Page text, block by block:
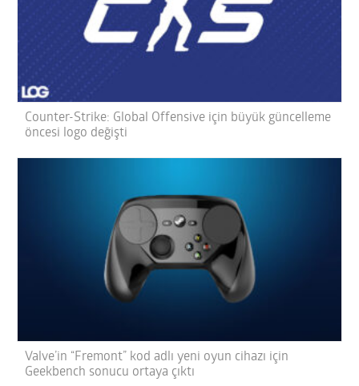
Counter-Strike: Global Offensive için büyük güncelleme
öncesi logo değişti
Valve’in “Fremont” kod adlı yeni oyun cihazı için
Geekbench sonucu ortaya çıktı